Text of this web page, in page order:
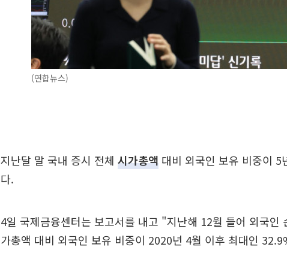
(연합뉴스)
지난달 말 국내 증시 전체 시가총액 대비 외국인 보유 비중이 5
다.
4일 국제금융센터는 보고서를 내고 "지난해 12월 들어 외국인
가총액 대비 외국인 보유 비중이 2020년 4월 이후 최대인